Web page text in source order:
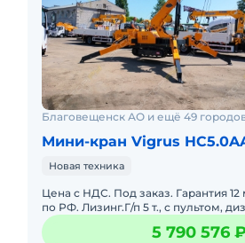
Благовещенск АО и ещё 49
Мини-кран Vigrus
Новая техника
Цена с НДС. Под заказ. Гарантия 12
по РФ. Лизинг.Г/п 5 т., с пультом,
380 ВМасса:5 000 кгМакс. высота
мСпособно
5 790 576